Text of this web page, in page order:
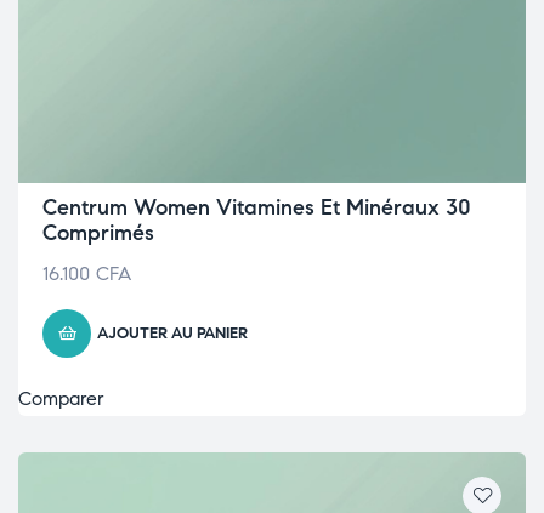
Centrum Women Vitamines Et Minéraux 30
Comprimés
16.100 CFA
AJOUTER AU PANIER
Comparer